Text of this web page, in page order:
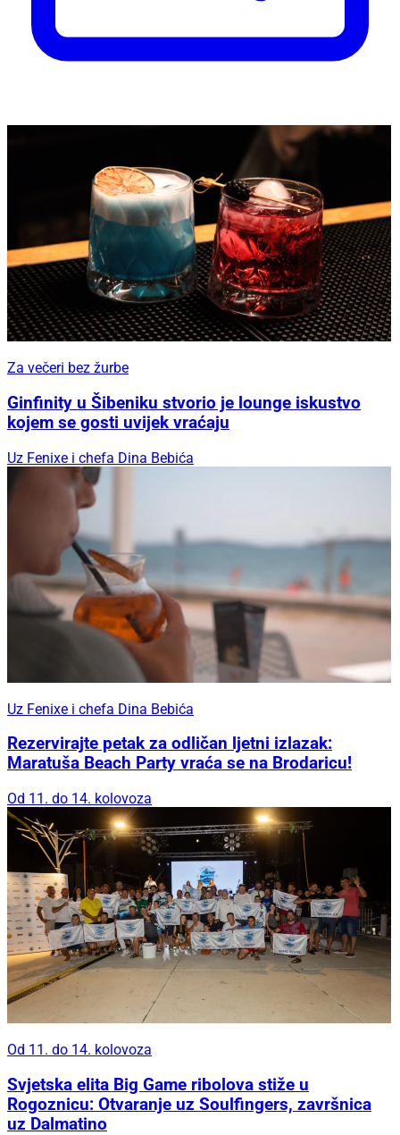
Za večeri bez žurbe
Ginfinity u Šibeniku stvorio je lounge iskustvo
kojem se gosti uvijek vraćaju
Uz Fenixe i chefa Dina Bebića
Uz Fenixe i chefa Dina Bebića
Rezervirajte petak za odličan ljetni izlazak:
Maratuša Beach Party vraća se na Brodaricu!
Od 11. do 14. kolovoza
Od 11. do 14. kolovoza
Svjetska elita Big Game ribolova stiže u
Rogoznicu: Otvaranje uz Soulfingers, završnica
uz Dalmatino